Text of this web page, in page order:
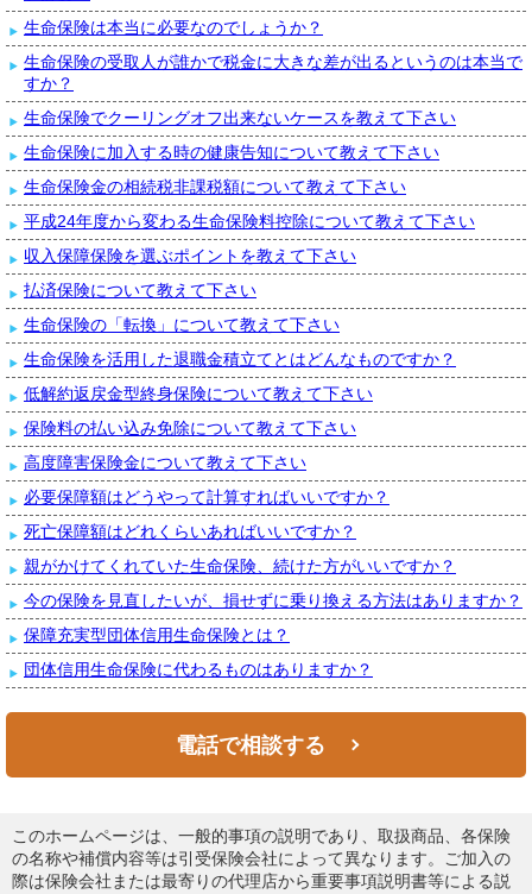
生命保険は本当に必要なのでしょうか？
生命保険の受取人が誰かで税金に大きな差が出るというのは本当で
すか？
生命保険でクーリングオフ出来ないケースを教えて下さい
生命保険に加入する時の健康告知について教えて下さい
生命保険金の相続税非課税額について教えて下さい
平成24年度から変わる生命保険料控除について教えて下さい
収入保障保険を選ぶポイントを教えて下さい
払済保険について教えて下さい
生命保険の「転換」について教えて下さい
生命保険を活用した退職金積立てとはどんなものですか？
低解約返戻金型終身保険について教えて下さい
保険料の払い込み免除について教えて下さい
高度障害保険金について教えて下さい
必要保障額はどうやって計算すればいいですか？
死亡保障額はどれくらいあればいいですか？
親がかけてくれていた生命保険、続けた方がいいですか？
今の保険を見直したいが、損せずに乗り換える方法はありますか？
保障充実型団体信用生命保険とは？
団体信用生命保険に代わるものはありますか？
電話で相談する
このホームページは、一般的事項の説明であり、取扱商品、各保険
の名称や補償内容等は引受保険会社によって異なります。ご加入の
際は保険会社または最寄りの代理店から重要事項説明書等による説